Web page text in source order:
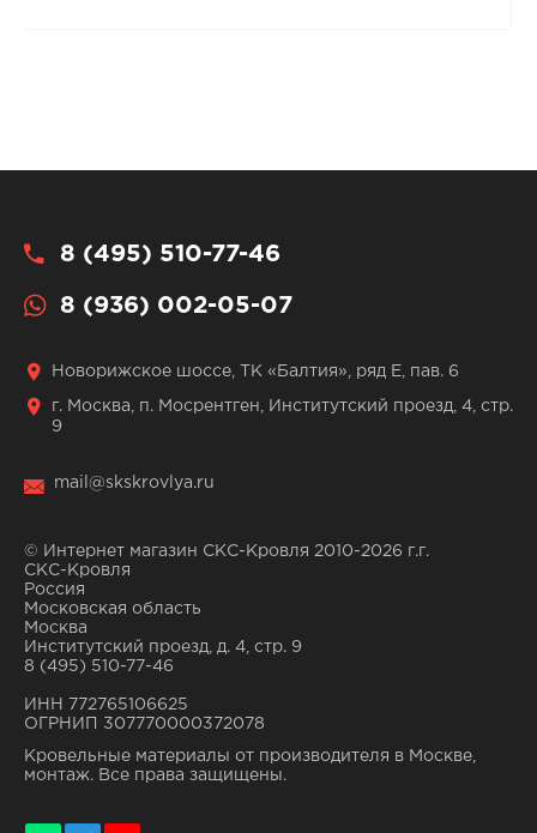
8 (495) 510-77-46
8 (936) 002-05-07
Новорижское шоссе, ТК «Балтия», ряд Е, пав. 6
г. Москва, п. Мосрентген, Институтский проезд, 4, стр.
9
mail@skskrovlya.ru
© Интернет магазин СКС-Кровля 2010-2026 г.г.
СКС-Кровля
Россия
Московская область
Москва
Институтский проезд, д. 4, стр. 9
8 (495) 510-77-46
ИНН 772765106625
ОГРНИП 307770000372078
Кровельные материалы от производителя в Москве,
монтаж. Все права защищены.